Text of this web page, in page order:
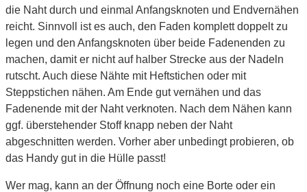
die Naht durch und einmal Anfangsknoten und Endvernähen
reicht. Sinnvoll ist es auch, den Faden komplett doppelt zu
legen und den Anfangsknoten über beide Fadenenden zu
machen, damit er nicht auf halber Strecke aus der Nadeln
rutscht. Auch diese Nähte mit Heftstichen oder mit
Steppstichen nähen. Am Ende gut vernähen und das
Fadenende mit der Naht verknoten. Nach dem Nähen kann
ggf. überstehender Stoff knapp neben der Naht
abgeschnitten werden. Vorher aber unbedingt probieren, ob
das Handy gut in die Hülle passt!
Wer mag, kann an der Öffnung noch eine Borte oder ein